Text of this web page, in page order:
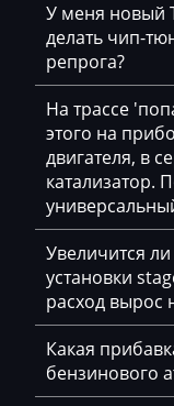
Sennebogen
Shacman
Siloking
Sitrak
Skoda
SMA
Smart
Sollers
Solmec
Soueast
У меня новый
делать чип-
репрога?
На трассе
этого на
двигателя, в
катализатор.
Увеличится
установки
расход вырос
Какая
бензинового